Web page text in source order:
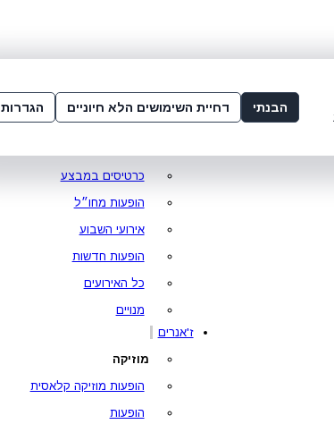
עמוד ראשי
סופר פרייס
כרטיסים במבצע
הופעות מחו״ל
אירועי השבוע
הופעות חדשות
כל האירועים
מנויים
ז'אנרים
מוזיקה
הופעות מוזיקה קלאסית
הופעות
הבנתי דחיית השימושים הלא חיוניים הגדרות